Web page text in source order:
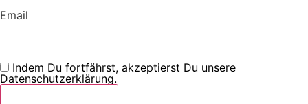
Email
Indem Du fortfährst, akzeptierst Du unsere
Datenschutzerklärung.